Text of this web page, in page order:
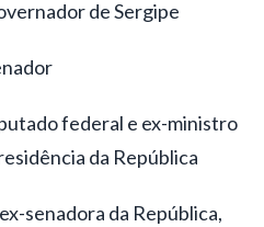
de Sergipe
federal e ex-ministro
da República
senadora da República,